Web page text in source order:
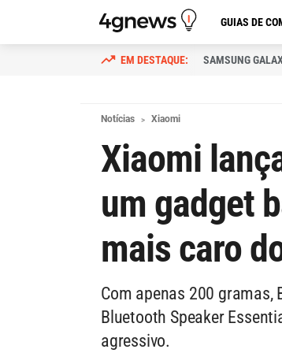
GUIAS DE
SAMSUNG
Notícias Xiaomi
Xiaomi
um gadget
mais caro
Com apenas 200
Bluetooth Speaker
agressivo.